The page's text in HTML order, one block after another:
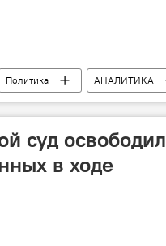
Политика АНАЛИТИКА
суд освободил
в ходе